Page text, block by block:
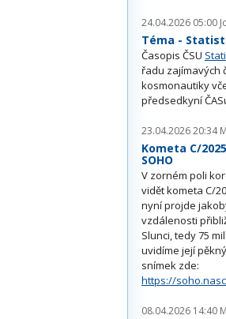
24.04.2026 05:00
Téma -
Časopis ČSU
řadu zajímavých
kosmonautiky
předsedkyní
23.04.2026 20:34
Kometa C/
SOHO
V zorném poli
vidět kometa C/
nyní projde
vzdálenosti
Slunci, tedy 75
uvidíme její
snímek zde:
https://
08.04.2026 14:40